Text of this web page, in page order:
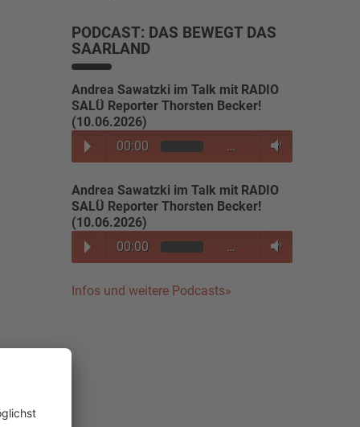
PODCAST: DAS BEWEGT DAS
SAARLAND
Andrea Sawatzki im Talk mit RADIO
SALÜ Reporter Thorsten Becker!
(10.06.2026)
00:00
…
Andrea Sawatzki im Talk mit RADIO
SALÜ Reporter Thorsten Becker!
(10.06.2026)
00:00
…
Infos und weitere Podcasts»